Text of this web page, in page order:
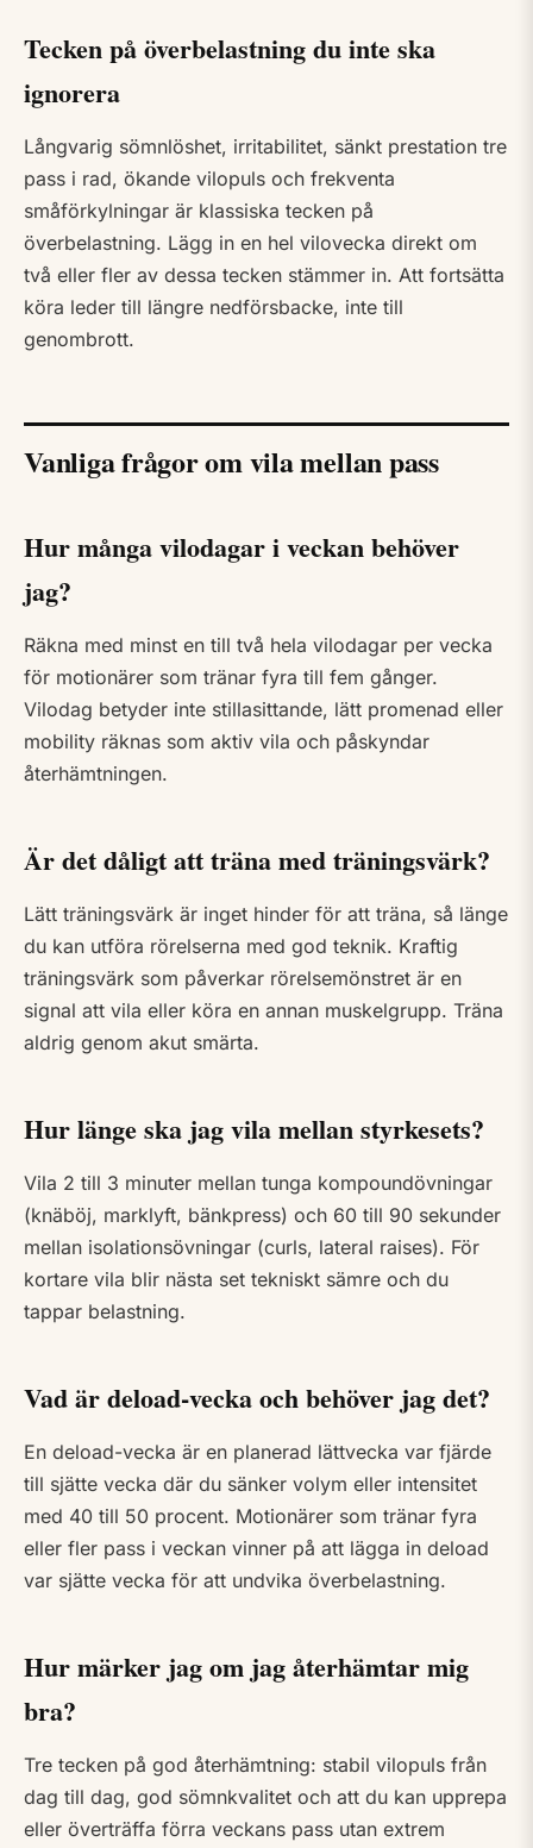
Tecken på överbelastning du inte ska
ignorera
Långvarig sömnlöshet, irritabilitet, sänkt prestation tre
pass i rad, ökande vilopuls och frekventa
småförkylningar är klassiska tecken på
överbelastning. Lägg in en hel vilovecka direkt om
två eller fler av dessa tecken stämmer in. Att fortsätta
köra leder till längre nedförsbacke, inte till
genombrott.
Vanliga frågor om vila mellan pass
Hur många vilodagar i veckan behöver
jag?
Räkna med minst en till två hela vilodagar per vecka
för motionärer som tränar fyra till fem gånger.
Vilodag betyder inte stillasittande, lätt promenad eller
mobility räknas som aktiv vila och påskyndar
återhämtningen.
Är det dåligt att träna med träningsvärk?
Lätt träningsvärk är inget hinder för att träna, så länge
du kan utföra rörelserna med god teknik. Kraftig
träningsvärk som påverkar rörelsemönstret är en
signal att vila eller köra en annan muskelgrupp. Träna
aldrig genom akut smärta.
Hur länge ska jag vila mellan styrkesets?
Vila 2 till 3 minuter mellan tunga kompoundövningar
(knäböj, marklyft, bänkpress) och 60 till 90 sekunder
mellan isolationsövningar (curls, lateral raises). För
kortare vila blir nästa set tekniskt sämre och du
tappar belastning.
Vad är deload-vecka och behöver jag det?
En deload-vecka är en planerad lättvecka var fjärde
till sjätte vecka där du sänker volym eller intensitet
med 40 till 50 procent. Motionärer som tränar fyra
eller fler pass i veckan vinner på att lägga in deload
var sjätte vecka för att undvika överbelastning.
Hur märker jag om jag återhämtar mig
bra?
Tre tecken på god återhämtning: stabil vilopuls från
dag till dag, god sömnkvalitet och att du kan upprepa
eller överträffa förra veckans pass utan extrem